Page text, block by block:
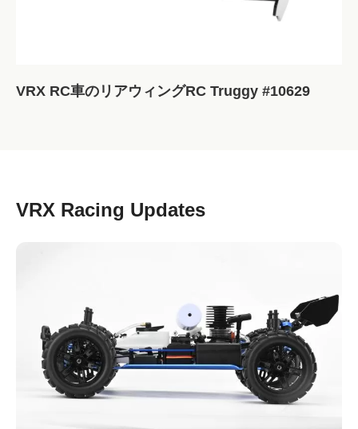
VRX RC車のリアウィングRC Truggy #10629
VRX Racing Updates